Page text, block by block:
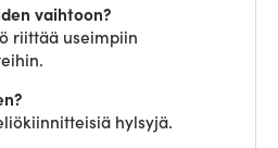
vaihtoon?
riittää useimpiin
hylsyjä.